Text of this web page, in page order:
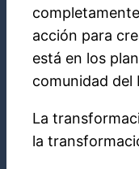
acción para
está en los
comunidad del
La
la